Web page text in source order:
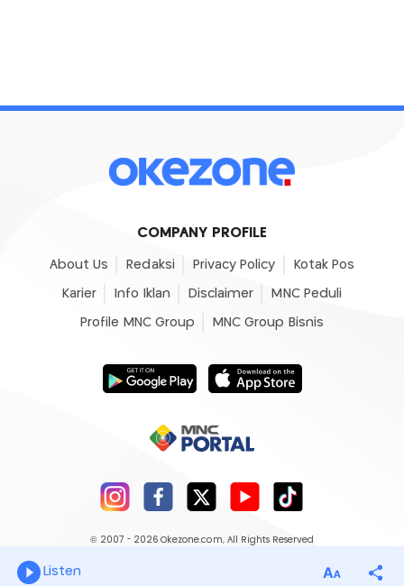
COMPANY PROFILE
About Us Redaksi Privacy Policy Kotak Pos
Karier Info Iklan Disclaimer MNC Peduli
Profile MNC Group MNC Group Bisnis
© 2007 - 2026 Okezone.com, All Rights Reserved
Listen